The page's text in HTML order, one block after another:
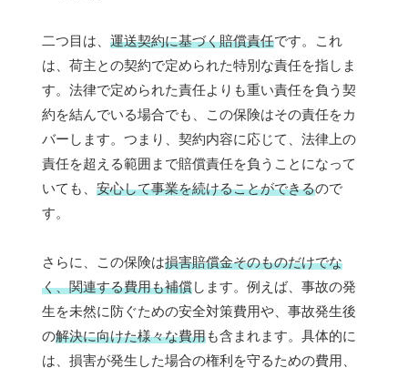
二つ目は、 運送契約に基づく賠償責任です。これ
は、荷主との契約で定められた特別な責任を指しま
す。法律で定められた責任よりも重い責任を負う契
約を結んでいる場合でも、この保険はその責任をカ
バーします。つまり、契約内容に応じて、法律上の
責任を超える範囲まで賠償責任を負うことになって
いても、 安心して事業を続けることができるので
す。
さらに、この保険は損害賠償金そのものだけでな
く、関連する費用も補償します。例えば、事故の発
生を未然に防ぐための安全対策費用や、事故発生後
の解決に向けた様々な費用も含まれます。具体的に
は、損害が発生した場合の権利を守るための費用、